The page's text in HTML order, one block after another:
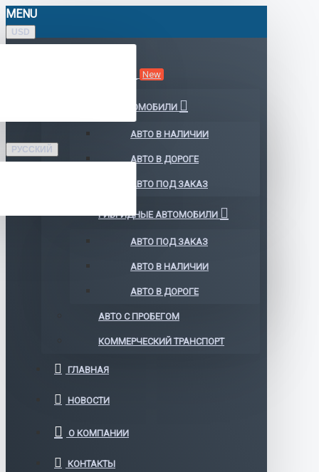
MENU
USD
РУССКИЙ
New
ЭЛЕКТРОМОБИЛИ
АВТО В НАЛИЧИИ
АВТО В ДОРОГЕ
АВТО ПОД ЗАКАЗ
ГИБРИДНЫЕ АВТОМОБИЛИ
АВТО ПОД ЗАКАЗ
АВТО В НАЛИЧИИ
АВТО В ДОРОГЕ
АВТО С ПРОБЕГОМ
КОММЕРЧЕСКИЙ ТРАНСПОРТ
ГЛАВНАЯ
НОВОСТИ
О КОМПАНИИ
КОНТАКТЫ